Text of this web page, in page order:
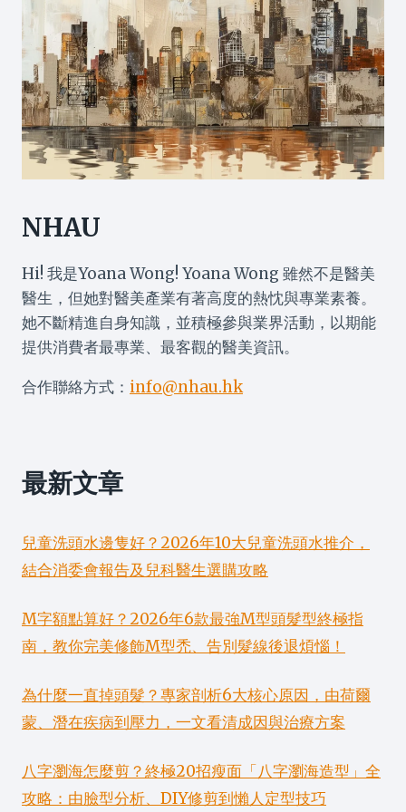
NHAU
Hi! 我是Yoana Wong! Yoana Wong 雖然不是醫美
醫生，但她對醫美產業有著高度的熱忱與專業素養。
她不斷精進自身知識，並積極參與業界活動，以期能
提供消費者最專業、最客觀的醫美資訊。
合作聯絡方式： info@nhau.hk
最新文章
兒童洗頭水邊隻好？2026年10大兒童洗頭水推介，
結合消委會報告及兒科醫生選購攻略
M字額點算好？2026年6款最強M型頭髮型終極指
南，教你完美修飾M型禿、告別髮線後退煩惱！
為什麼一直掉頭髮？專家剖析6大核心原因，由荷爾
蒙、潛在疾病到壓力，一文看清成因與治療方案
八字瀏海怎麼剪？終極20招瘦面「八字瀏海造型」全
攻略：由臉型分析、DIY修剪到懶人定型技巧